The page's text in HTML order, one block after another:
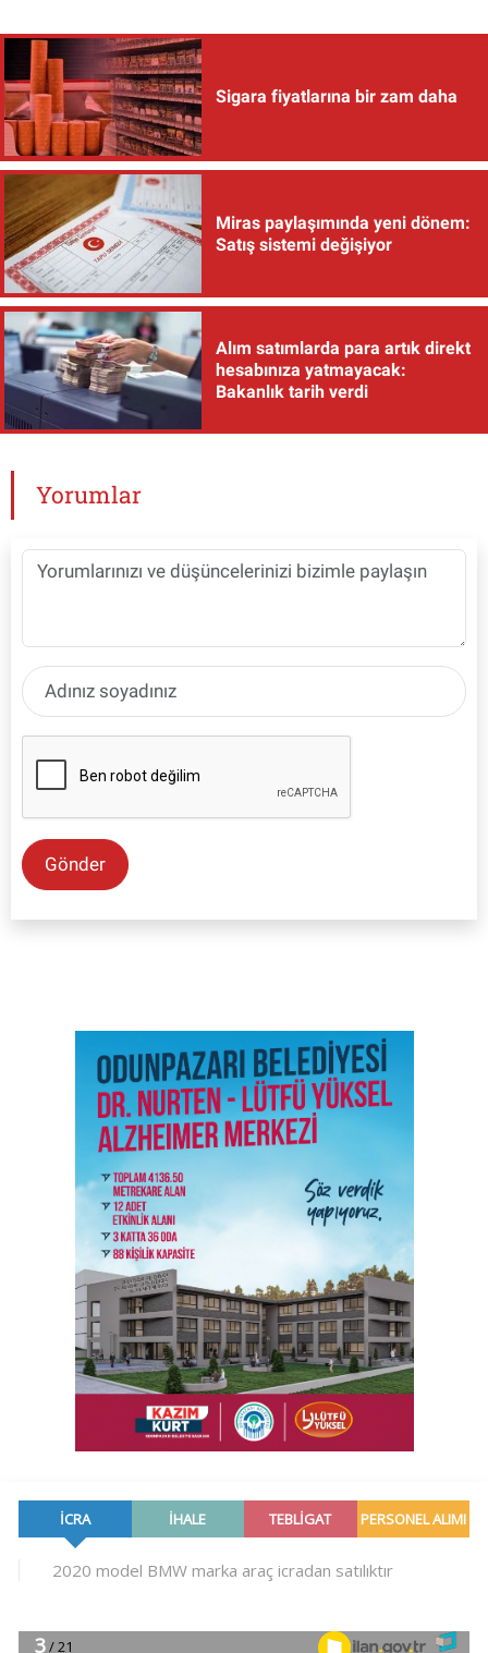
Sigara fiyatlarına bir zam daha
Miras paylaşımında yeni dönem:
Satış sistemi değişiyor
Alım satımlarda para artık direkt
hesabınıza yatmayacak:
Bakanlık tarih verdi
Yorumlar
Gönder